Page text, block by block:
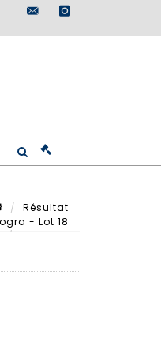
instagram
Résultat
- Lot 18